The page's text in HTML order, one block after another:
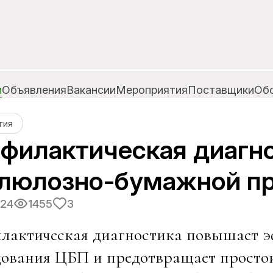
ОбъявленияВакансииМероприятияПоставщики
бумажной
1455 3
диагностика повышает
ЦБП и предотвращает